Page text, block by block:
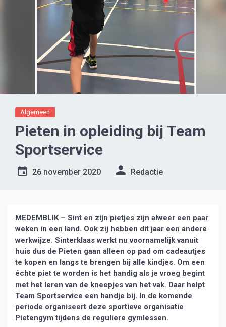
Algemeen
Pieten in opleiding bij Team
Sportservice
26 november 2020 Redactie
MEDEMBLIK – Sint en zijn pietjes zijn alweer een paar
weken in een land. Ook zij hebben dit jaar een andere
werkwijze. Sinterklaas werkt nu voornamelijk vanuit
huis dus de Pieten gaan alleen op pad om cadeautjes
te kopen en langs te brengen bij alle kindjes. Om een
échte piet te worden is het handig als je vroeg begint
met het leren van de kneepjes van het vak. Daar helpt
Team Sportservice een handje bij. In de komende
periode organiseert deze sportieve organisatie
Pietengym tijdens de reguliere gymlessen.